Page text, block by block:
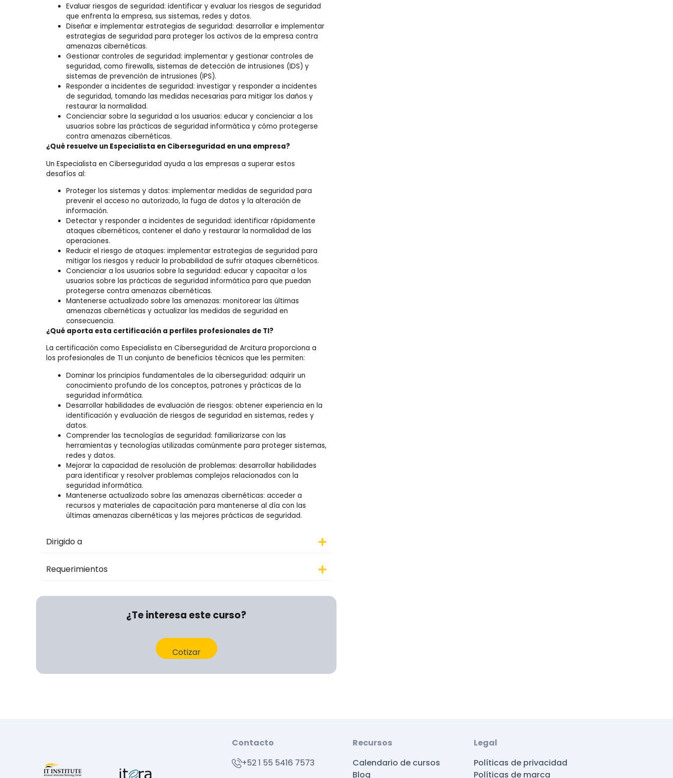
Evaluar riesgos de seguridad: identificar y evaluar los riesgos de seguridad
que enfrenta la empresa, sus sistemas, redes y datos.
Diseñar e implementar estrategias de seguridad: desarrollar e implementar
estrategias de seguridad para proteger los activos de la empresa contra
amenazas cibernéticas.
Gestionar controles de seguridad: implementar y gestionar controles de
seguridad, como firewalls, sistemas de detección de intrusiones (IDS) y
sistemas de prevención de intrusiones (IPS).
Responder a incidentes de seguridad: investigar y responder a incidentes
de seguridad, tomando las medidas necesarias para mitigar los daños y
restaurar la normalidad.
Concienciar sobre la seguridad a los usuarios: educar y concienciar a los
usuarios sobre las prácticas de seguridad informática y cómo protegerse
contra amenazas cibernéticas.
¿Qué resuelve un Especialista en Ciberseguridad en una empresa?
Un Especialista en Ciberseguridad ayuda a las empresas a superar estos
desafíos al:
Proteger los sistemas y datos: implementar medidas de seguridad para
prevenir el acceso no autorizado, la fuga de datos y la alteración de
información.
Detectar y responder a incidentes de seguridad: identificar rápidamente
ataques cibernéticos, contener el daño y restaurar la normalidad de las
operaciones.
Reducir el riesgo de ataques: implementar estrategias de seguridad para
mitigar los riesgos y reducir la probabilidad de sufrir ataques cibernéticos.
Concienciar a los usuarios sobre la seguridad: educar y capacitar a los
usuarios sobre las prácticas de seguridad informática para que puedan
protegerse contra amenazas cibernéticas.
Mantenerse actualizado sobre las amenazas: monitorear las últimas
amenazas cibernéticas y actualizar las medidas de seguridad en
consecuencia.
¿Qué aporta esta certificación a perfiles profesionales de TI?
La certificación como Especialista en Ciberseguridad de Arcitura proporciona a
los profesionales de TI un conjunto de beneficios técnicos que les permiten:
Dominar los principios fundamentales de la ciberseguridad: adquirir un
conocimiento profundo de los conceptos, patrones y prácticas de la
seguridad informática.
Desarrollar habilidades de evaluación de riesgos: obtener experiencia en la
identificación y evaluación de riesgos de seguridad en sistemas, redes y
datos.
Comprender las tecnologías de seguridad: familiarizarse con las
herramientas y tecnologías utilizadas comúnmente para proteger sistemas,
redes y datos.
Mejorar la capacidad de resolución de problemas: desarrollar habilidades
para identificar y resolver problemas complejos relacionados con la
seguridad informática.
Mantenerse actualizado sobre las amenazas cibernéticas: acceder a
recursos y materiales de capacitación para mantenerse al día con las
últimas amenazas cibernéticas y las mejores prácticas de seguridad.
Dirigido a
Requerimientos
¿Te interesa este curso?
Cotizar
Contacto
+52 1 55 5416 7573
Recursos
Calendario de cursos
Blog
Legal
Políticas de privacidad
Políticas de marca